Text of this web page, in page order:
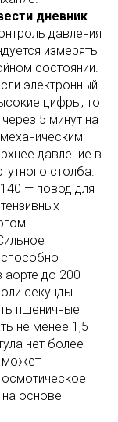
дневник
давления
измерять
состоянии.
электронный
цифры, то
5 минут на
давление в
столба.
— повод для
аорте до 200
секунды.
пшеничные
не менее 1,5
нет более
может
основе